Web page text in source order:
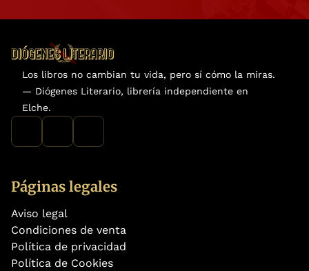
Los libros no cambian tu vida, pero sí cómo la miras.
— Diógenes Literario, librería independiente en
Elche.
Páginas legales
Aviso legal
Condiciones de venta
Política de privacidad
Política de Cookies